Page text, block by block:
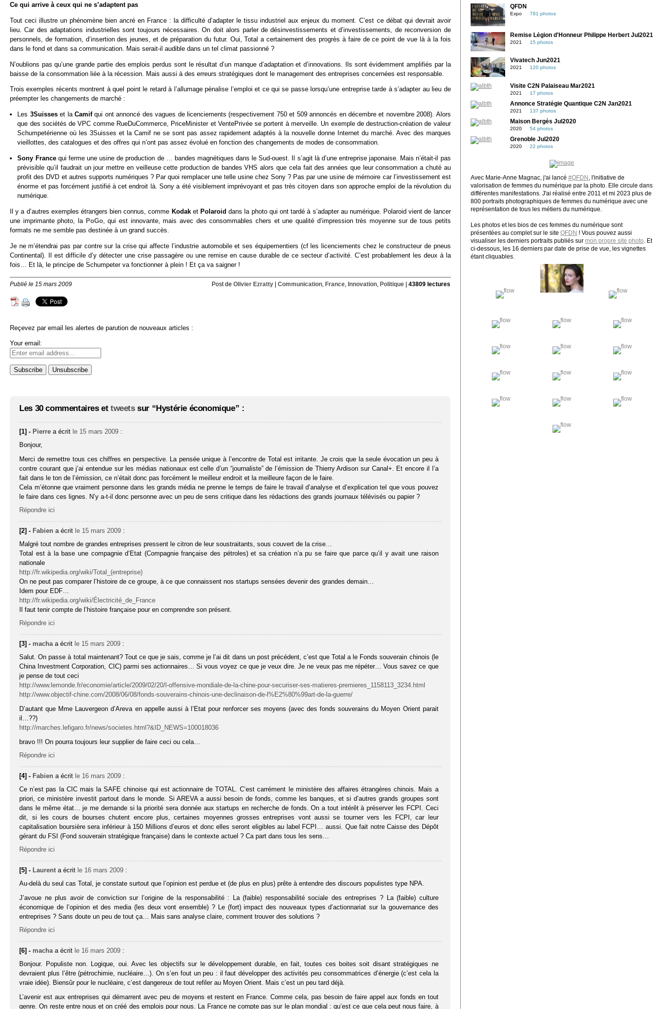
Ce qui arrive à ceux qui ne s’adaptent pas
Tout ceci illustre un phénomène bien ancré en France : la difficulté d’adapter le tissu industriel aux enjeux du moment. C’est ce débat qui devrait avoir
lieu. Car des adaptations industrielles sont toujours nécessaires. On doit alors parler de désinvestissements et d’investissements, de reconversion de
personnels, de formation, d’insertion des jeunes, et de préparation du futur. Oui, Total a certainement des progrès à faire de ce point de vue là à la fois
dans le fond et dans sa communication. Mais serait-il audible dans un tel climat passionné ?
N’oublions pas qu’une grande partie des emplois perdus sont le résultat d’un manque d’adaptation et d’innovations. Ils sont évidemment amplifiés par la
baisse de la consommation liée à la récession. Mais aussi à des erreurs stratégiques dont le management des entreprises concernées est responsable.
Trois exemples récents montrent à quel point le retard à l’allumage pénalise l’emploi et ce qui se passe lorsqu’une entreprise tarde à s’adapter au lieu de
préempter les changements de marché :
Les 3Suisseset laCamifqui ont annoncé des vagues de licenciements (respectivement 750 et 509 annoncés en décembre et novembre 2008). Alors
que des sociétés de VPC comme RueDuCommerce, PriceMinister et VentePrivée se portent à merveille. Un exemple de destruction-création de valeur
Schumpetérienne où les 3Suisses et la Camif ne se sont pas assez rapidement adaptés à la nouvelle donne Internet du marché. Avec des marques
vieillottes, des catalogues et des offres qui n’ont pas assez évolué en fonction des changements de modes de consommation.
Sony France qui ferme une usine de production de … bandes magnétiques dans le Sud-ouest. Il s’agit là d’une entreprise japonaise. Mais n’était-il pas
prévisible qu’il faudrait un jour mettre en veilleuse cette production de bandes VHS alors que cela fait des années que leur consommation a chuté au
profit des DVD et autres supports numériques ? Par quoi remplacer une telle usine chez Sony ? Pas par une usine de mémoire car l’investissement est
énorme et pas forcément justifié à cet endroit là. Sony a été visiblement imprévoyant et pas très citoyen dans son approche emploi de la révolution du
numérique.
Il y a d’autres exemples étrangers bien connus, comme Kodak etPolaroiddans la photo qui ont tardé à s’adapter au numérique. Polaroid vient de lancer
une imprimante photo, la PoGo, qui est innovante, mais avec des consommables chers et une qualité d’impression très moyenne sur de tous petits
formats ne me semble pas destinée à un grand succès.
Je ne m’étendrai pas par contre sur la crise qui affecte l’industrie automobile et ses équipementiers (cf les licenciements chez le constructeur de pneus
Continental). Il est difficile d’y détecter une crise passagère ou une remise en cause durable de ce secteur d’activité. C’est probablement les deux à la
fois… Et là, le principe de Schumpeter va fonctionner à plein ! Et ça va saigner !
Publié le 15 mars 2009 Post de Olivier Ezratty| Communication, France, Innovation, Politique| 43809 lectures
Reçevez par email les alertes de parution de nouveaux articles :
Your email:
Les 30 commentaires et tweetssur “Hystérie économique” :
[1] - Pierre a écrit le 15 mars 2009 :
Bonjour,
Merci de remettre tous ces chiffres en perspective. La pensée unique à l’encontre de Total est irritante. Je crois que la seule évocation un peu à
contre courant que j’ai entendue sur les médias nationaux est celle d’un “journaliste” de l’émission de Thierry Ardison sur Canal+. Et encore il l’a
fait dans le ton de l’émission, ce n’était donc pas forcément le meilleur endroit et la meilleure façon de le faire.
Cela m’étonne que vraiment personne dans les grands média ne prenne le temps de faire le travail d’analyse et d’explication tel que vous pouvez
le faire dans ces lignes. N’y a-t-il donc personne avec un peu de sens critique dans les rédactions des grands journaux télévisés ou papier ?
Répondre ici
[2] - Fabien a écrit le 15 mars 2009 :
Malgré tout nombre de grandes entreprises pressent le citron de leur soustraitants, sous couvert de la crise…
Total est à la base une compagnie d’Etat (Compagnie française des pétroles) et sa création n’a pu se faire que parce qu’il y avait une raison
nationale
http://fr.wikipedia.org/wiki/Total_(entreprise)
On ne peut pas comparer l’histoire de ce groupe, à ce que connaissent nos startups sensées devenir des grandes demain…
Idem pour EDF…
http://fr.wikipedia.org/wiki/Électricité_de_France
Il faut tenir compte de l’histoire française pour en comprendre son présent.
Répondre ici
[3] - macha a écrit le 15 mars 2009 :
Salut. On passe à total maintenant? Tout ce que je sais, comme je l’ai dit dans un post précédent, c’est que Total a le Fonds souverain chinois (le
China Investment Corporation, CIC) parmi ses actionnaires… Si vous voyez ce que je veux dire. Je ne veux pas me répéter… Vous savez ce que
je pense de tout ceci
http://www.lemonde.fr/economie/article/2009/02/20/l-offensive-mondiale-de-la-chine-pour-securiser-ses-matieres-premieres_1158113_3234.html
http://www.objectif-chine.com/2008/06/08/fonds-souverains-chinois-une-declinaison-de-l%E2%80%99art-de-la-guerre/
D’autant que Mme Lauvergeon d’Areva en appelle aussi à l’Etat pour renforcer ses moyens (avec des fonds souverains du Moyen Orient parait
il…??)
http://marches.lefigaro.fr/news/societes.html?&ID_NEWS=100018036
bravo !!! On pourra toujours leur supplier de faire ceci ou cela…
Répondre ici
[4] - Fabien a écrit le 16 mars 2009 :
Ce n’est pas la CIC mais la SAFE chinoise qui est actionnaire de TOTAL. C’est carrément le ministère des affaires étrangères chinois. Mais a
priori, ce ministère investit partout dans le monde. Si AREVA a aussi besoin de fonds, comme les banques, et si d’autres grands groupes sont
dans le même état… je me demande si la priorité sera donnée aux startups en recherche de fonds. On a tout intérêt à préserver les FCPI. Ceci
dit, si les cours de bourses chutent encore plus, certaines moyennes grosses entreprises vont aussi se tourner vers les FCPI, car leur
capitalisation boursière sera inférieur à 150 Millions d’euros et donc elles seront eligibles au label FCPI… aussi. Que fait notre Caisse des Dépôt
gérant du FSI (Fond souverain stratégique française) dans le contexte actuel ? Ca part dans tous les sens…
Répondre ici
[5] - Laurent a écrit le 16 mars 2009 :
Au-delà du seul cas Total, je constate surtout que l’opinion est perdue et (de plus en plus) prête à entendre des discours populistes type NPA.
J’avoue ne plus avoir de conviction sur l’origine de la responsabilité : La (faible) responsabilité sociale des entreprises ? La (faible) culture
économique de l’opinion et des media (les deux vont ensemble) ? Le (fort) impact des nouveaux types d’actionnariat sur la gouvernance des
entreprises ? Sans doute un peu de tout ça… Mais sans analyse claire, comment trouver des solutions ?
Répondre ici
[6] - macha a écrit le 16 mars 2009 :
Bonjour. Populiste non. Logique, oui. Avec les objectifs sur le développement durable, en fait, toutes ces boites soit disant stratégiques ne
devraient plus l’être (pétrochimie, nucléaire…). On s’en fout un peu : il faut développer des activités peu consommatrices d’énergie (c’est cela la
vraie idée). Biensûr pour le nucléaire, c’est dangereux de tout refiler au Moyen Orient. Mais c’est un peu tard déjà.
L’avenir est aux entreprises qui démarrent avec peu de moyens et restent en France. Comme cela, pas besoin de faire appel aux fonds en tout
genre. On reste entre nous et on créé des emplois pour nous. La France ne compte pas sur le plan mondial : qu’est ce que cela peut nous faire, à
QFDN
Expo 791 photos
Remise Légion d'Honneur Philippe Herbert Jul2021
2021 15 photos
Vivatech Jun2021
2021 120 photos
Visite C2N Palaiseau Mar2021
2021 17 photos
Annonce Stratégie Quantique C2N Jan2021
2021 137 photos
Maison Bergès Jul2020
2020 54 photos
Grenoble Jul2020
2020 22 photos
Avec Marie-Anne Magnac, j'ai lancé #QFDN
, l'initiative de
valorisation de femmes du numérique par la photo. Elle circule dans
différentes manifestations. J'ai réalisé entre 2011 et mi 2023 plus de
800 portraits photographiques de femmes du numérique avec une
représentation de tous les métiers du numérique.
Les photos et les bios de ces femmes du numérique sont
présentées au complet sur le site QFDN ! Vous pouvez aussi
visualiser les derniers portraits publiés sur mon propre site photo . Et
ci-dessous, les 16 derniers par date de prise de vue, les vignettes
étant cliquables.